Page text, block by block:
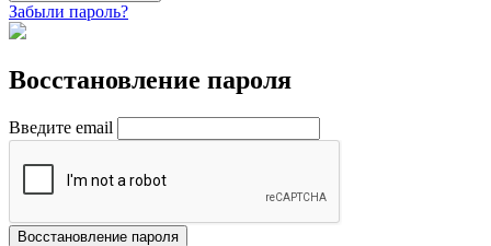
Забыли пароль?
Восстановление пароля
Введите email
Восстановление пароля